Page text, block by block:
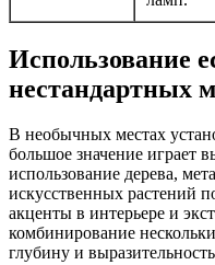
Использование
нестандартных
В необычных местах
большое значение играет
использование дерева,
искусственных растений
акценты в интерьере и
комбинирование
глубину и